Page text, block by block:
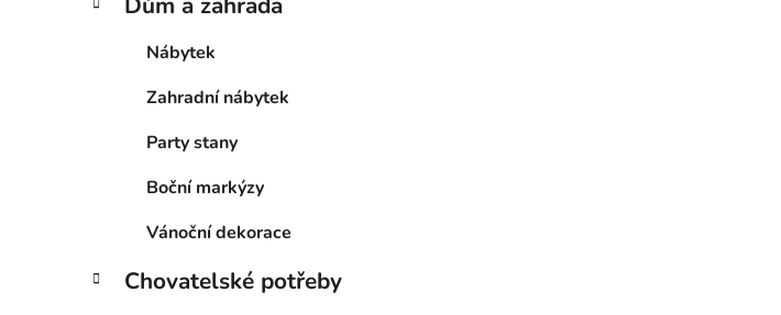
Nábytek
Zahradní nábytek
Party stany
Boční markýzy
Vánoční dekorace
Chovatelské potřeby